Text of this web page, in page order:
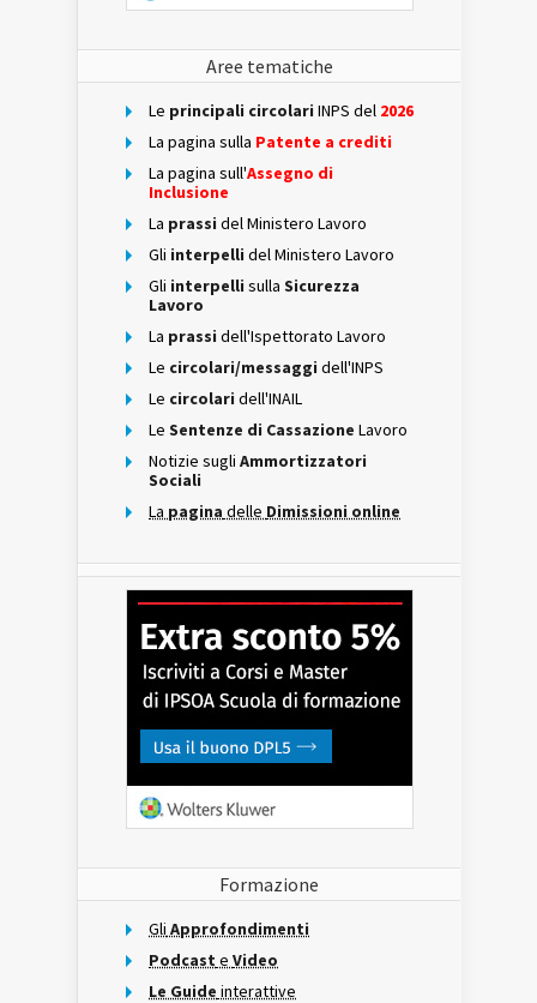
Aree tematiche
Le principali circolari INPS del 2026
La pagina sulla Patente a crediti
La pagina sull'Assegno di
Inclusione
La prassi del Ministero Lavoro
Gli interpelli del Ministero Lavoro
Gli interpelli sulla Sicurezza
Lavoro
La prassi dell'Ispettorato Lavoro
Le circolari/messaggi dell'INPS
Le circolari dell'INAIL
Le Sentenze di Cassazione Lavoro
Notizie sugli Ammortizzatori
Sociali
La pagina delle Dimissioni online
Formazione
Gli Approfondimenti
Podcast e Video
Le Guide interattive